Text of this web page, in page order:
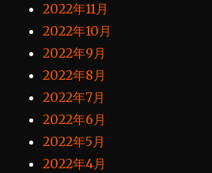
2022年11月
2022年10月
2022年9月
2022年8月
2022年7月
2022年6月
2022年5月
2022年4月